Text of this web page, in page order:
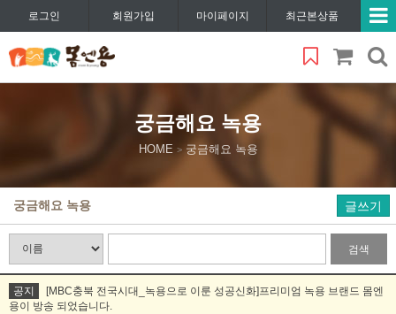
로그인 회원가입 마이페이지 최근본상품
궁금해요 녹용
HOME >궁금해요 녹용
궁금해요 녹용 글쓰기
검색
공지
[MBC충북 전국시대_녹용으로 이룬 성공신화]프리미엄 녹용 브랜드 몸엔
용이 방송 되었습니다.